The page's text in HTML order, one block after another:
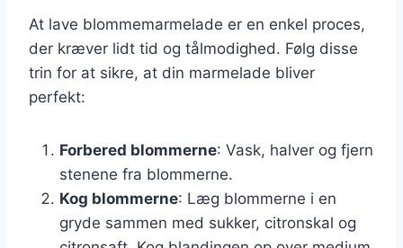
At lave blommemarmelade er en enkel proces,
der kræver lidt tid og tålmodighed. Følg disse
trin for at sikre, at din marmelade bliver
perfekt:
Forbered blommerne: Vask, halver og fjern
stenene fra blommerne.
Kog blommerne: Læg blommerne i en
gryde sammen med sukker, citronskal og